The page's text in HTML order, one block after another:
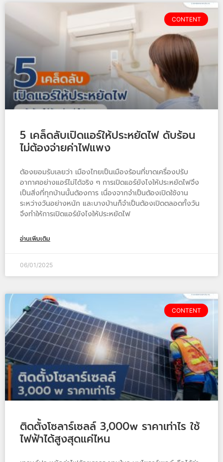
CONTENT
5 เคล็ดลับเปิดแอร์ให้ประหยัดไฟ ดับร้อน
ไม่ต้องจ่ายค่าไฟแพง
ต้องยอมรับเลยว่า เมืองไทยเป็นเมืองร้อนที่ขาดเครื่องปรับ
อากาศอย่างแอร์ไม่ได้จริง ๆ การเปิดแอร์ยังไงให้ประหยัดไฟจึง
เป็นสิ่งที่ทุกบ้านนั้นต้องการ เนื่องจากจำเป็นต้องเปิดใช้งาน
ระหว่างวันอย่างหนัก และบางบ้านก็จำเป็นต้องเปิดตลอดทั้งวัน
จึงทำให้การเปิดแอร์ยังไงให้ประหยัดไฟ
อ่านเพิ่มเติม
06/01/2025
CONTENT
ติดตั้งโซลาร์เซลล์ 3,000w ราคาเท่าไร ใช้
ไฟฟ้าได้สูงสุดแค่ไหน